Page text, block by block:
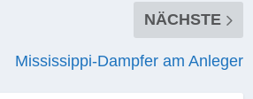
NÄCHSTE
Mississippi-Dampfer am Anleger